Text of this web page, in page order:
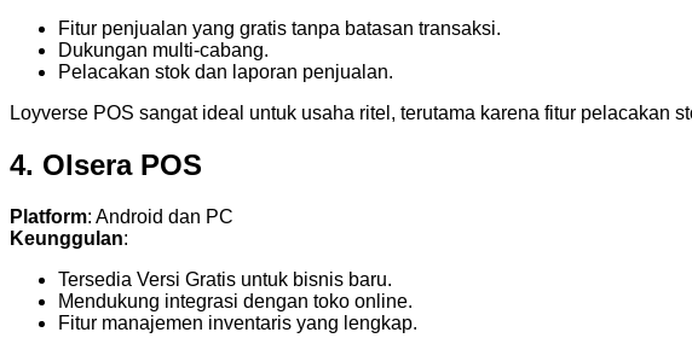
Fitur penjualan yang gratis tanpa batasan transaksi.
Dukungan multi-cabang.
Pelacakan stok dan laporan penjualan.
Loyverse POS sangat ideal untuk usaha ritel, terutama karena fitur pelacakan
4. Olsera POS
Platform: Android dan PC
Keunggulan:
Tersedia Versi Gratis untuk bisnis baru.
Mendukung integrasi dengan toko online.
Fitur manajemen inventaris yang lengkap.